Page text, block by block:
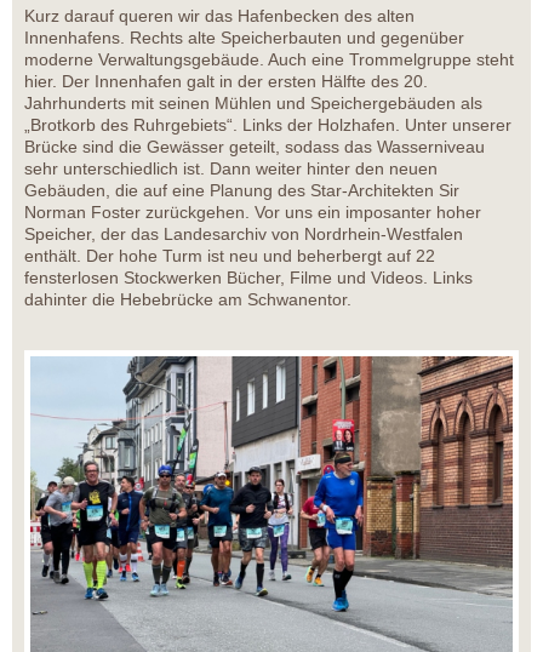
Kurz darauf queren wir das Hafenbecken des alten
Innenhafens. Rechts alte Speicherbauten und gegenüber
moderne Verwaltungsgebäude. Auch eine Trommelgruppe steht
hier. Der Innenhafen galt in der ersten Hälfte des 20.
Jahrhunderts mit seinen Mühlen und Speichergebäuden als
„Brotkorb des Ruhrgebiets“. Links der Holzhafen. Unter unserer
Brücke sind die Gewässer geteilt, sodass das Wasserniveau
sehr unterschiedlich ist. Dann weiter hinter den neuen
Gebäuden, die auf eine Planung des Star-Architekten Sir
Norman Foster zurückgehen. Vor uns ein imposanter hoher
Speicher, der das Landesarchiv von Nordrhein-Westfalen
enthält. Der hohe Turm ist neu und beherbergt auf 22
fensterlosen Stockwerken Bücher, Filme und Videos. Links
dahinter die Hebebrücke am Schwanentor.